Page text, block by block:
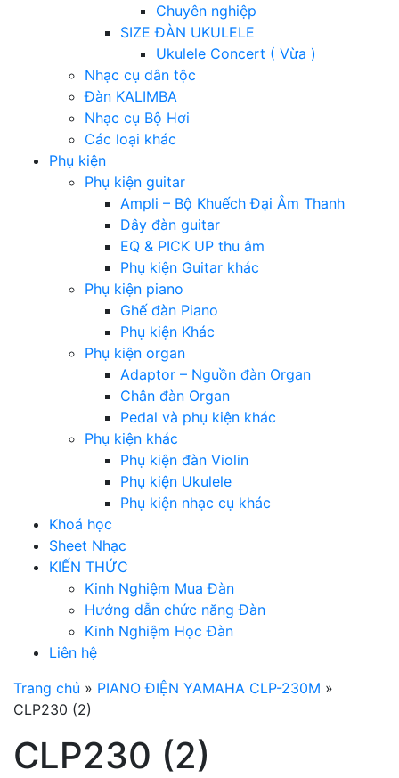
Chuyên nghiệp
SIZE ĐÀN UKULELE
Ukulele Concert ( Vừa )
Nhạc cụ dân tộc
Đàn KALIMBA
Nhạc cụ Bộ Hơi
Các loại khác
Phụ kiện
Phụ kiện guitar
Ampli – Bộ Khuếch Đại Âm Thanh
Dây đàn guitar
EQ & PICK UP thu âm
Phụ kiện Guitar khác
Phụ kiện piano
Ghế đàn Piano
Phụ kiện Khác
Phụ kiện organ
Adaptor – Nguồn đàn Organ
Chân đàn Organ
Pedal và phụ kiện khác
Phụ kiện khác
Phụ kiện đàn Violin
Phụ kiện Ukulele
Phụ kiện nhạc cụ khác
Khoá học
Sheet Nhạc
KIẾN THỨC
Kinh Nghiệm Mua Đàn
Hướng dẫn chức năng Đàn
Kinh Nghiệm Học Đàn
Liên hệ
Trang chủ » PIANO ĐIỆN YAMAHA CLP-230M »
CLP230 (2)
CLP230 (2)